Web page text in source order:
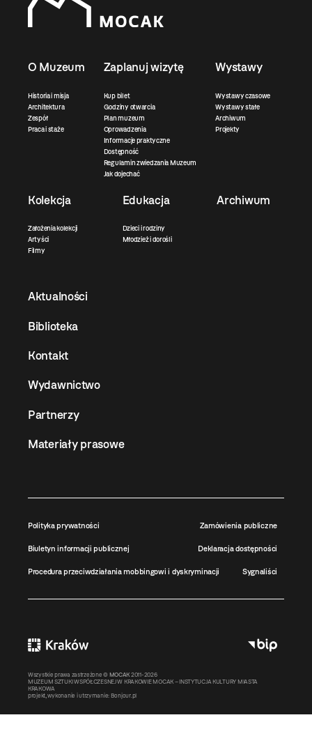
O Muzeum
Historia i misja
Architektura
Zespół
Praca i staże
Zaplanuj wizytę
Kup bilet
Godziny otwarcia
Plan muzeum
Oprowadzenia
Informacje praktyczne
Dostępność
Regulamin zwiedzania Muzeum
Jak dojechać
Wystawy
Wystawy czasowe
Wystawy stałe
Archiwum
Projekty
Kolekcja
Założenia kolekcji
Artyści
Filmy
Edukacja
Dzieci i rodziny
Młodzież i dorośli
Archiwum
Aktualności
Biblioteka
Kontakt
Wydawnictwo
Partnerzy
Materiały prasowe
Polityka prywatności Zamówienia publiczne
Biuletyn informacji publicznej Deklaracja dostępności
Procedura przeciwdziałania mobbingowi i dyskryminacji Sygnaliści
Wszystkie prawa zastrzeżone © MOCAK 2011-2026
MUZEUM SZTUKI WSPÓŁCZESNEJ W KRAKOWIE MOCAK – INSTYTUCJA KULTURY MIASTA
KRAKOWA
projekt, wykonanie i utrzymanie: Bonjour.pl